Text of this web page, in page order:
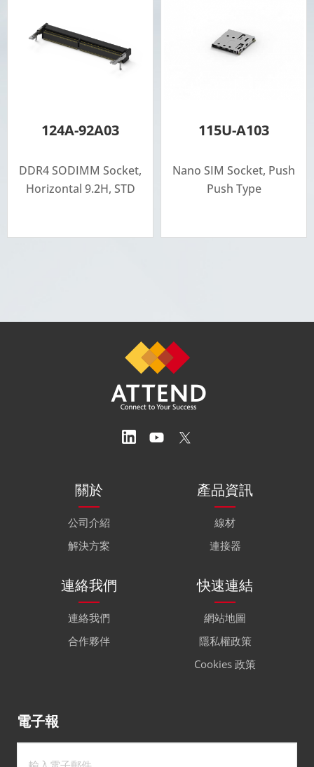
124A-92A03
DDR4 SODIMM Socket,
Horizontal 9.2H, STD
115U-A103
Nano SIM Socket, Push
Push Type
關於
公司介紹
解決方案
產品資訊
線材
連接器
連絡我們
連絡我們
合作夥伴
快速連結
網站地圖
隱私權政策
Cookies 政策
電子報